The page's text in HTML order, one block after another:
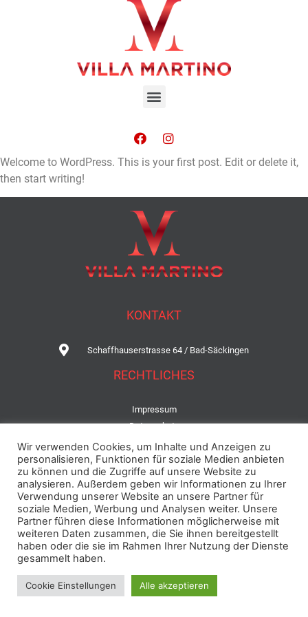
Welcome to WordPress. This is your first post. Edit or delete it,
then start writing!
KONTAKT
Schaffhauserstrasse 64 / Bad-Säckingen
RECHTLICHES
Impressum
Datenschutz
© Copyright Villamartino.de
Design von www.Deinak.de Consulting Waldshut-Tiengen
Wir verwenden Cookies, um Inhalte und Anzeigen zu
personalisieren, Funktionen für soziale Medien anbieten
zu können und die Zugriffe auf unsere Website zu
analysieren. Außerdem geben wir Informationen zu Ihrer
Verwendung unserer Website an unsere Partner für
soziale Medien, Werbung und Analysen weiter. Unsere
Partner führen diese Informationen möglicherweise mit
weiteren Daten zusammen, die Sie ihnen bereitgestellt
haben oder die sie im Rahmen Ihrer Nutzung der Dienste
gesammelt haben.
Cookie Einstellungen Alle akzeptieren